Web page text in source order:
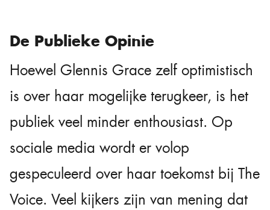
De Publieke Opinie
Hoewel Glennis Grace zelf optimistisch
is over haar mogelijke terugkeer, is het
publiek veel minder enthousiast. Op
sociale media wordt er volop
gespeculeerd over haar toekomst bij The
Voice. Veel kijkers zijn van mening dat